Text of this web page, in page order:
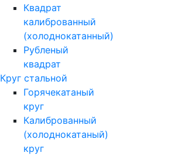
Квадрат
калиброванный
(холоднокатанный)
Рубленый
квадрат
Круг стальной
Горячекатаный
круг
Калиброванный
(холоднокатаный)
круг